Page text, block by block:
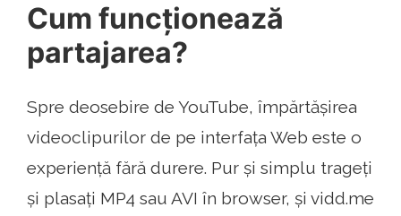
Cum funcționează
partajarea?
Spre deosebire de YouTube, împărtășirea
videoclipurilor de pe interfața Web este o
experiență fără durere. Pur și simplu trageți
și plasați MP4 sau AVI în browser, și vidd.me